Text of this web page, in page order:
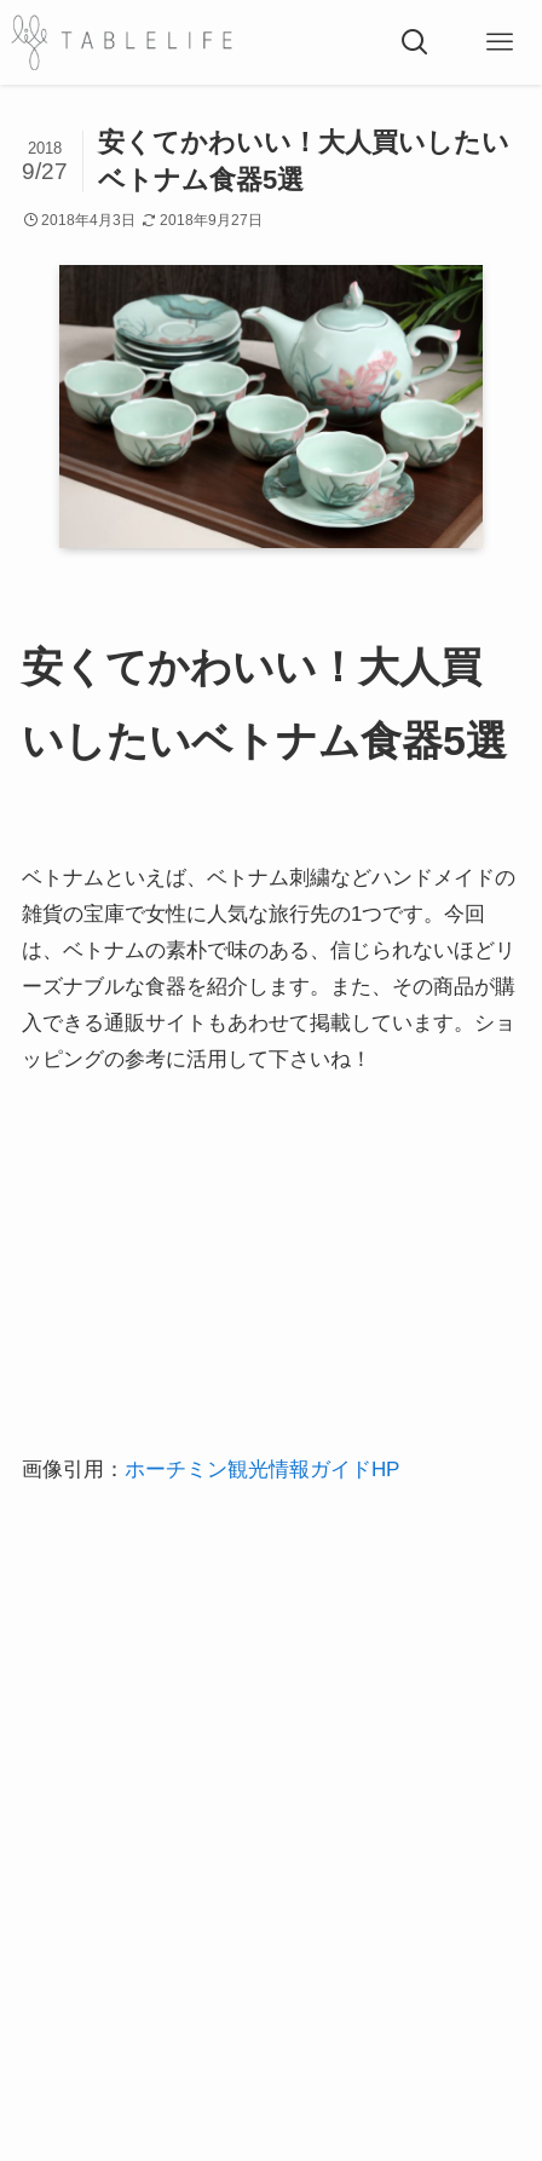
安くてかわいい！大人買いしたい
ベトナム食器5選
2018
9/27
2018年4月3日 2018年9月27日
安くてかわいい！大人買
いしたいベトナム食器5選
ベトナムといえば、ベトナム刺繍などハンドメイドの
雑貨の宝庫で女性に人気な旅行先の1つです。今回
は、ベトナムの素朴で味のある、信じられないほどリ
ーズナブルな食器を紹介します。また、その商品が購
入できる通販サイトもあわせて掲載しています。ショ
ッピングの参考に活用して下さいね！
画像引用： ホーチミン観光情報ガイドHP